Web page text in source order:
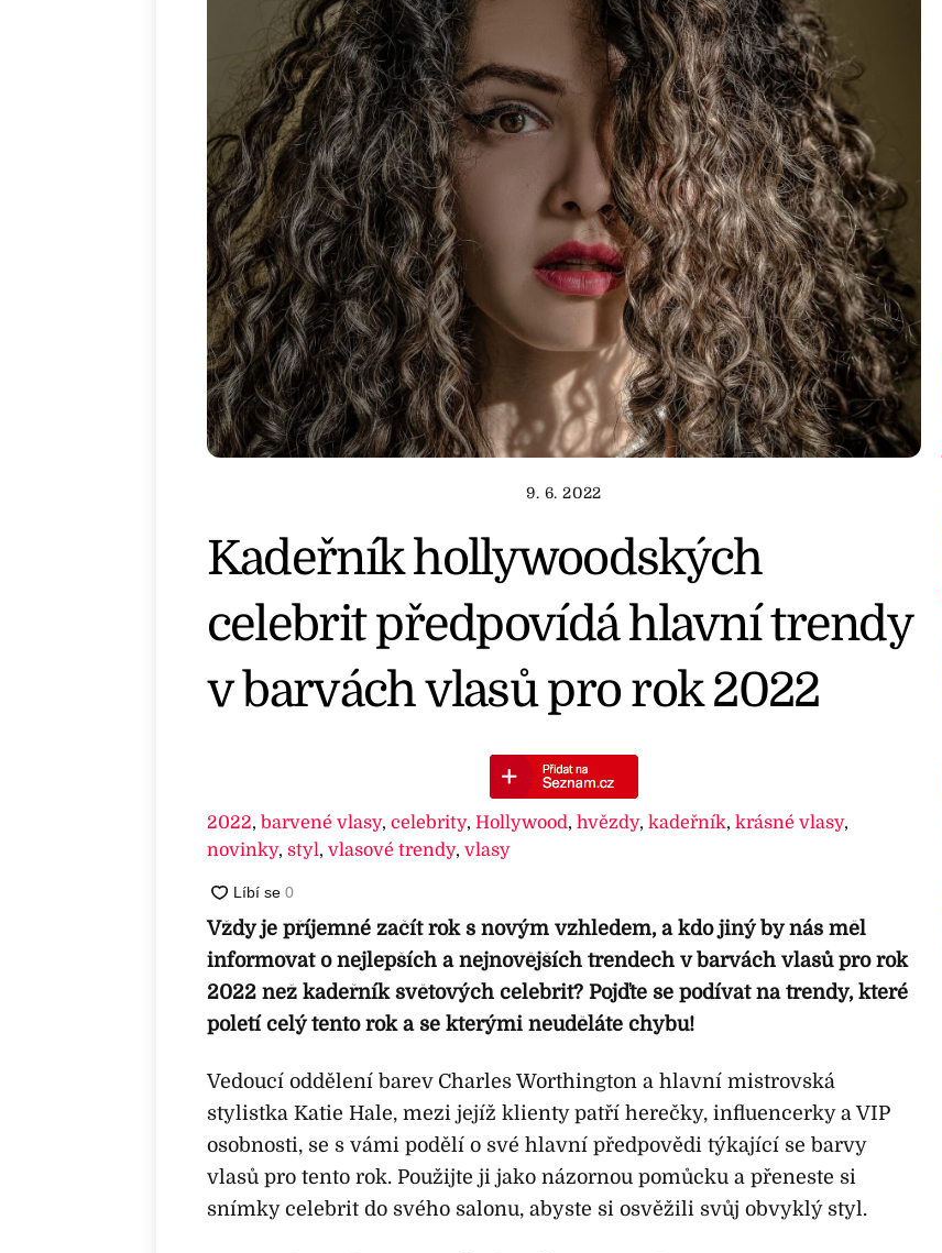
9. 6. 2022
Kadeřník hollywoodských
celebrit předpovídá hlavní trendy
v barvách vlasů pro rok 2022
2022, barvené vlasy, celebrity, Hollywood, hvězdy, kadeřník, krásné vlasy,
novinky, styl, vlasové trendy, vlasy
Vždy je příjemné začít rok s novým vzhledem, a kdo jiný by nás měl
informovat o nejlepších a nejnovějších trendech v barvách vlasů pro rok
2022 než kadeřník světových celebrit? Pojďte se podívat na trendy, které
poletí celý tento rok a se kterými neuděláte chybu!
Vedoucí oddělení barev Charles Worthington a hlavní mistrovská
stylistka Katie Hale, mezi jejíž klienty patří herečky, influencerky a VIP
osobnosti, se s vámi podělí o své hlavní předpovědi týkající se barvy
vlasů pro tento rok. Použijte ji jako názornou pomůcku a přeneste si
snímky celebrit do svého salonu, abyste si osvěžili svůj obvyklý styl.